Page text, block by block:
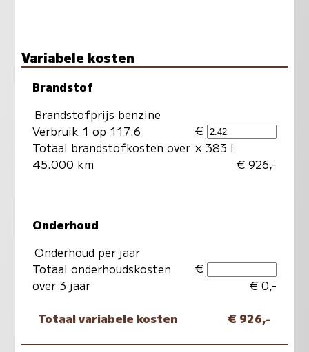
Variabele kosten
Brandstof
Brandstofprijs benzine
Verbruik 1 op 117.6
Totaal brandstofkosten over
45.000 km
€
× 383 l
€ 926,-
Onderhoud
Onderhoud per jaar
Totaal onderhoudskosten
over 3 jaar
€
€ 0,-
Totaal variabele kosten € 926,-